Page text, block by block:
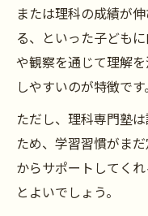
または理科の成績が
る、といった子ども
や観察を通じて理解
しやすいのが特徴です。
ただし、理科専門塾
ため、学習習慣がま
からサポートしてく
とよいでしょう。